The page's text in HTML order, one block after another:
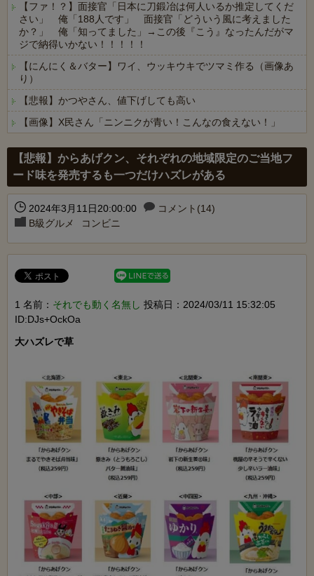
【ファ！？】面接官「日本に刀鍛冶は何人いるか推定してくだ
さい」 俺「188人です」 面接官「どういう風に考えました
か？」 俺「知ってました」→この後『こう』なったんだがマ
ジで納得いかない！！！！！
【にんにく＆バター】ワイ、ウッキウキでツマミ作る（画像あ
り）
【悲報】かつやさん、値下げしても高い
【画像】X民さん「ニンニクが青い！こんなの食えない！」
【悲報】からあげクン、それぞれの地域限定のご当地フ
ード味を発売するも一つだけハズレがある
2024年3月11日20:00:00
コメント(14)
B級グルメ
コンビニ
1 名前： それでも動く名無し 投稿日：2024/03/11 15:32:05
ID:DJs+OckOa
大ハズレで草